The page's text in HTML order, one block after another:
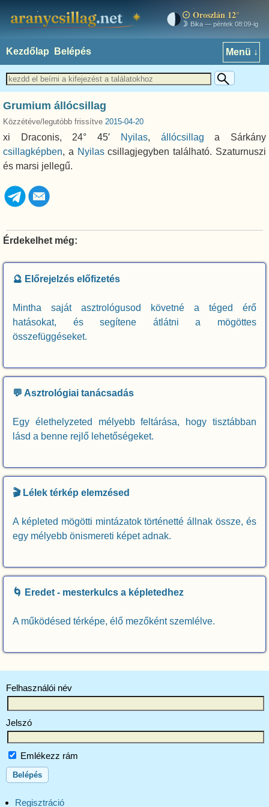
aranycsillag.net Oroszlán 12°
Bika — péntek 08:09-ig
Kezdőlap Belépés Menü ↓
Grumium állócsillag
Közzétéve/legutóbb frissítve 2015-04-20
xi Draconis, 24° 45′ Nyilas, állócsillag a Sárkány
csillagképben, a Nyilascsillagjegyben található. Szaturnuszi
és marsi jellegű.
Érdekelhet még:
🔮 Előrejelzés előfizetés
Mintha saját asztrológusod követné a téged érő
hatásokat, és segítene átlátni a mögöttes
összefüggéseket.
💬 Asztrológiai tanácsadás
Egy élethelyzeted mélyebb feltárása, hogy tisztábban
lásd a benne rejlő lehetőségeket.
🎬 Lélek térkép elemzésed
A képleted mögötti mintázatok történetté állnak össze, és
egy mélyebb önismereti képet adnak.
🌀 Eredet - mesterkulcs a képletedhez
A működésed térképe, élő mezőként szemlélve.
Felhasználói név
Jelszó
Emlékezz rám
Regisztráció